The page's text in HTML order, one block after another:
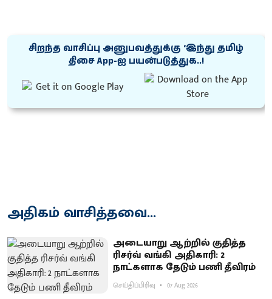
சிறந்த வாசிப்பு அனுபவத்துக்கு ‘இந்து தமிழ்
திசை App-ஐ பயன்படுத்துக..!
அதிகம் வாசித்தவை...
அடையாறு ஆற்றில் குதித்த
ரிசர்வ் வங்கி அதிகாரி: 2
நாட்களாக தேடும் பணி தீவிரம்
செய்திப்பிரிவு 07 Aug 2026